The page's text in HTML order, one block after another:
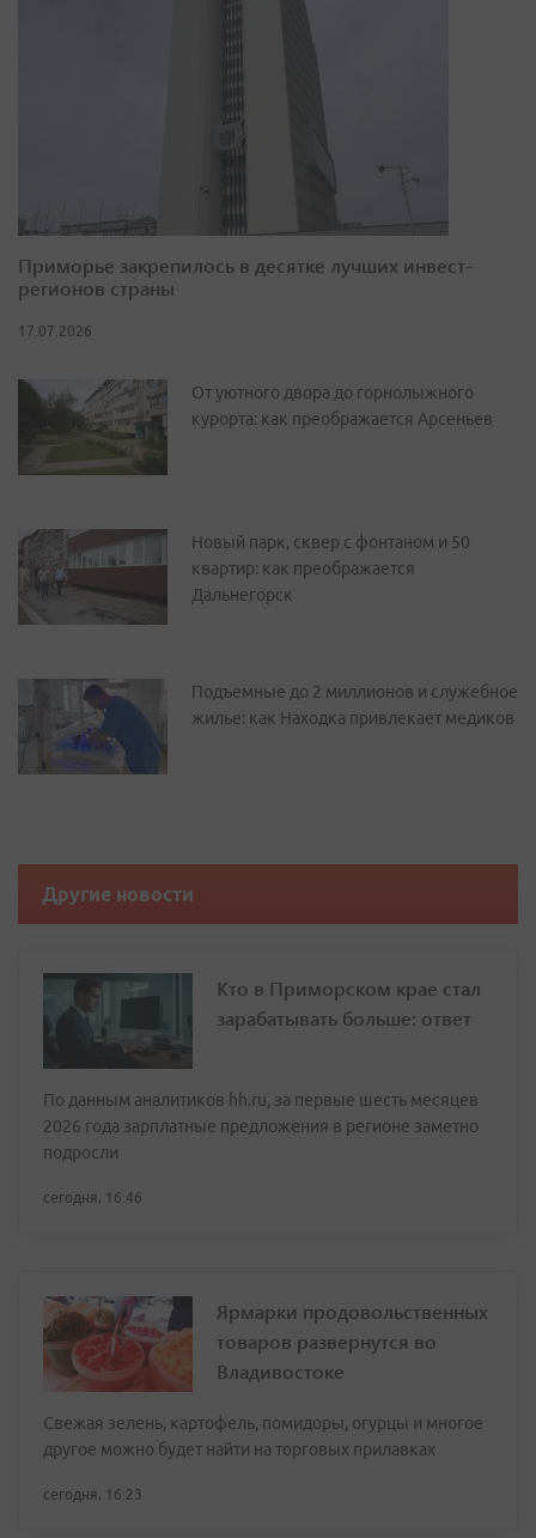
Приморье закрепилось в десятке лучших инвест-
регионов страны
17.07.2026
От уютного двора до горнолыжного
курорта: как преображается Арсеньев
Новый парк, сквер с фонтаном и 50
квартир: как преображается
Дальнегорск
Подъемные до 2 миллионов и служебное
жилье: как Находка привлекает медиков
Другие новости
Кто в Приморском крае стал
зарабатывать больше: ответ
По данным аналитиков hh.ru, за первые шесть месяцев
2026 года зарплатные предложения в регионе заметно
подросли
сегодня, 16:46
Ярмарки продовольственных
товаров развернутся во
Владивостоке
Свежая зелень, картофель, помидоры, огурцы и многое
другое можно будет найти на торговых прилавках
сегодня, 16:23